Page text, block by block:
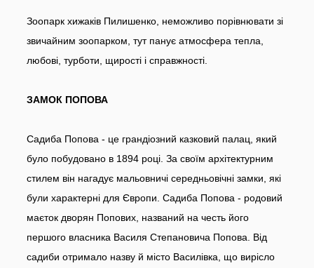
Зоопарк хижаків Пилишенко, неможливо порівнювати зі
звичайним зоопарком, тут панує атмосфера тепла,
любові, турботи, щирості і справжності.
ЗАМОК ПОПОВА
Садиба Попова - це грандіозний казковий палац, який
було побудовано в 1894 році. За своїм архітектурним
стилем він нагадує мальовничі середньовічні замки, які
були характерні для Європи. Садиба Попова - родовий
маєток дворян Попових, названий на честь його
першого власника Василя Степановича Попова. Від
садиби отримало назву й місто Василівка, що вирісло